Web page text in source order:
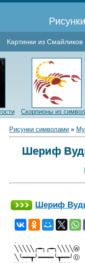
Картинки из Смайликов
Скорпионы из
Рисунки символами »
Шериф
Шериф
.
╲╲╲╲╲╭━╮╭━╮╲╲╲╲Ⓦ
╲╰━━┳╯━━━━╰┳━━╯Ⓞ